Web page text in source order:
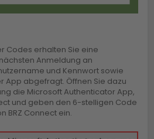
Codes erhalten Sie eine
Anmeldung an
und Kennwort sowie
App abgefragt. Öffnen Sie dazu
die Microsoft Authenticator App,
und geben den 6-stelligen Code
BRZ Connect ein.